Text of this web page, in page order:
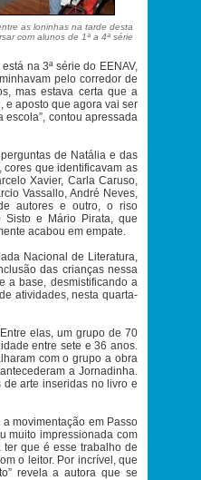
as loninhas na tarde desta
com alunos de 1ª a 4ª série
na 3ª série do EENAV,
pelo corredor de
mas estava certa que a
e aposto que agora vai ser
contou apressada
de Natália e das
cores que identificavam as
Xavier, Carla Caruso,
Vassallo, André Neves,
autores e outro, o riso
Sisto e Mário Pirata, que
acabou em empate.
Nacional de Literatura,
das crianças nessa
a base, desmistificando a
atividades, nesta quarta-
elas, um grupo de 70
entre sete e 36 anos.
com o grupo a obra
a Jornadinha.
arte inseridas no livro e
movimentação em Passo
muito impressionada com
ter que é esse trabalho de
o leitor. Por incrível, que
revela a autora que se